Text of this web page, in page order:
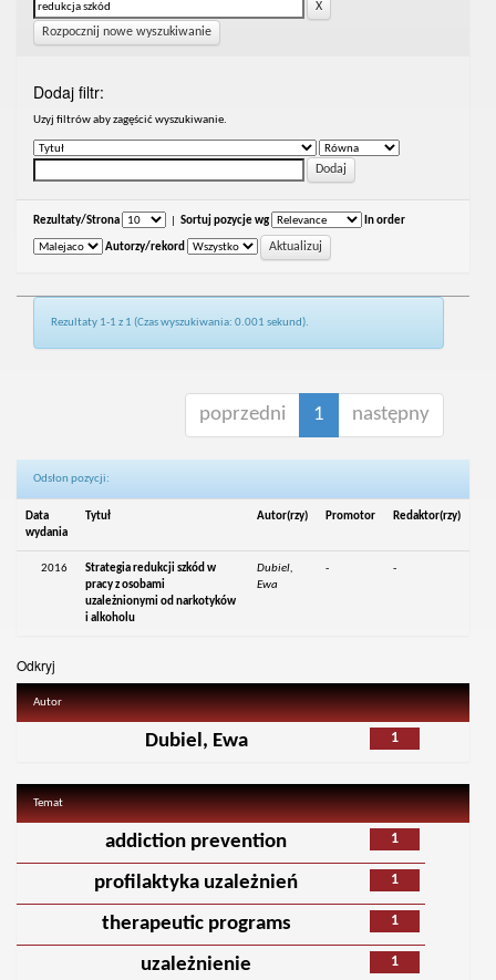
Rozpocznij nowe wyszukiwanie
Dodaj filtr:
Uzyj filtrów aby zagęścić wyszukiwanie.
Rezultaty/Strona Sortuj pozycje wg In order
Autorzy/rekord
Rezultaty 1-1 z 1 (Czas wyszukiwania: 0.001 sekund).
poprzedni 1 następny
Odsłon pozycji:
Data
wydania
Tytuł Autor(rzy) Promotor Redaktor(rzy)
2016
Strategia redukcji szkód w
pracy z osobami
uzależnionymi od narkotyków
i alkoholu
Dubiel,
Ewa
- -
Odkryj
Autor
1
Dubiel, Ewa
Temat
1
addiction prevention
1
profilaktyka uzależnień
1
therapeutic programs
1
uzależnienie